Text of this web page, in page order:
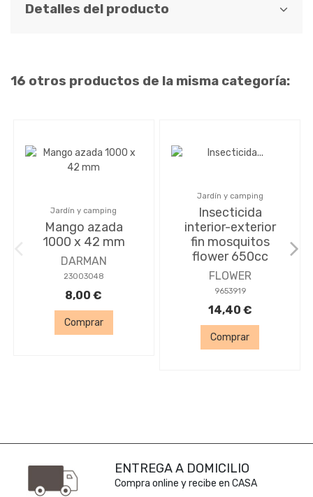
Detalles del producto
16 otros productos de la misma categoría:
Jardín y camping
Mango azada
1000 x 42 mm
DARMAN
23003048
8,00 €
Comprar
Jardín y camping
Insecticida
interior-exterior
fin mosquitos
flower 650cc
FLOWER
9653919
14,40 €
Comprar
ENTREGA A DOMICILIO
Compra online y recibe en CASA